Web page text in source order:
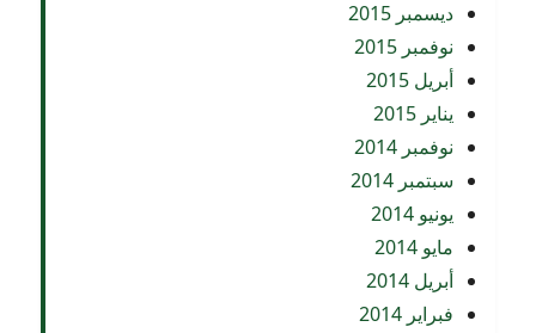
ديسمبر 2015
نوفمبر 2015
أبريل 2015
يناير 2015
نوفمبر 2014
سبتمبر 2014
يونيو 2014
مايو 2014
أبريل 2014
فبراير 2014